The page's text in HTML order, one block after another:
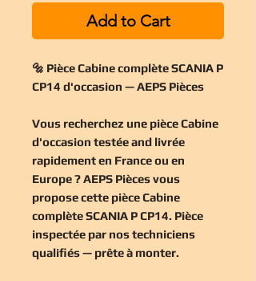
Add to Cart
🔩 Pièce Cabine complète SCANIA P
CP14 d'occasion — AEPS Pièces
Vous recherchez une pièce Cabine
d'occasion testée and livrée
rapidement en France ou en
Europe ? AEPS Pièces vous
propose cette pièce Cabine
complète SCANIA P CP14. Pièce
inspectée par nos techniciens
qualifiés — prête à monter.